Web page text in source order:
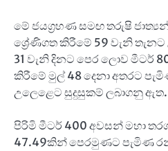
මේ ජයග්‍රහණ සමඟ තරුෂි
ශ්‍රේණිගත කිරීමේ 59 වැනි
31 වැනි දිනට පෙර ලොව මීටර්
කිරීමේ මුල් 48 දෙනා අතරට
උලෙළෙට සුදුසුකම් ලබාගනු ඇත.
පිරිමි මීටර් 400 අවසන් මහා
47.49කින් පෙරමුණට පැමිණ